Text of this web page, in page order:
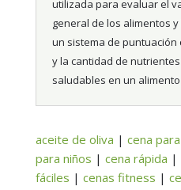
utilizada para evaluar el
general de los alimentos
un sistema de
y la cantidad de
saludables en un
aceite de oliva | cena
para niños | cena rápida |
fáciles | cenas fitness |